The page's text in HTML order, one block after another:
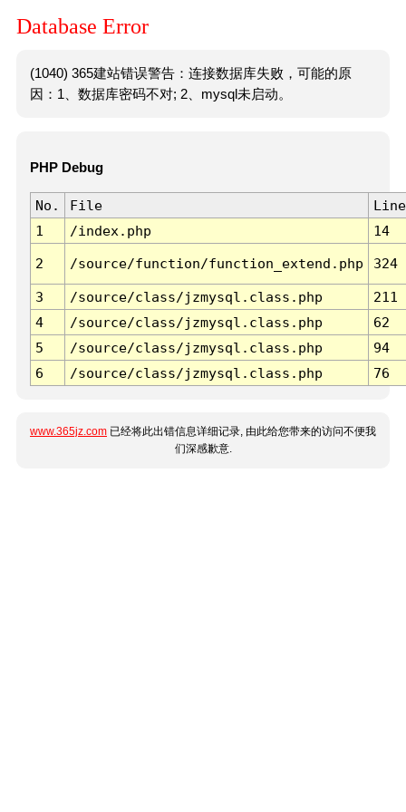
Database Error
(1040) 365建站错误警告：连接数据库失败，可能的原
因：1、数据库密码不对; 2、mysql未启动。
PHP Debug
No. File
Line
1
/index.php 14
2 /source/function/function_extend.php 324
3 /source/class/jzmysql.class.php
211
4
/source/class/jzmysql.class.php
62
5
/source/class/jzmysql.class.php
94
6
/source/class/jzmysql.class.php 76
www.365jz.com 已经将此出错信息详细记录, 由此给您带来的访问不便我
们深感歉意.